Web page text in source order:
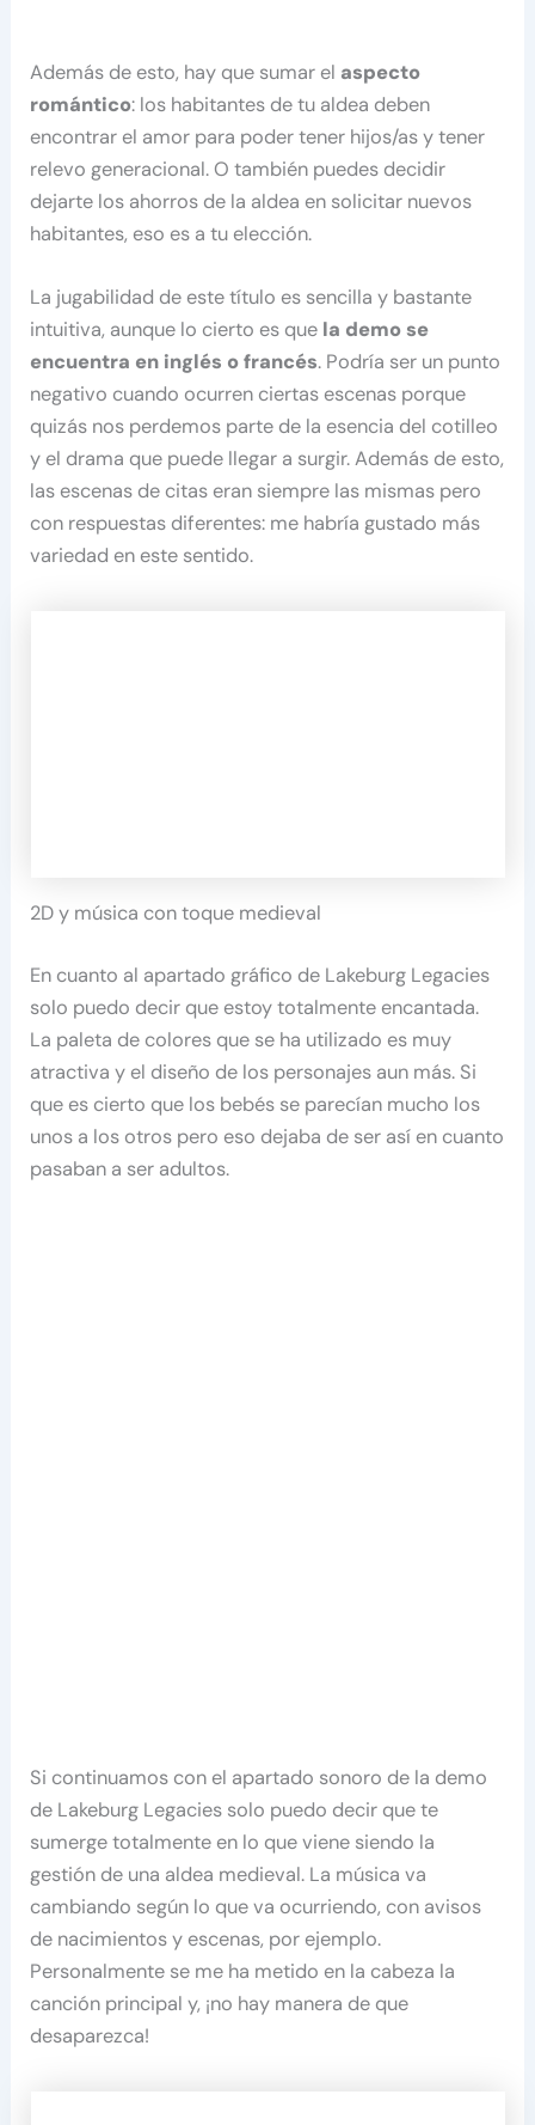
Además de esto, hay que sumar el aspecto
romántico: los habitantes de tu aldea deben
encontrar el amor para poder tener hijos/as y tener
relevo generacional. O también puedes decidir
dejarte los ahorros de la aldea en solicitar nuevos
habitantes, eso es a tu elección.
La jugabilidad de este título es sencilla y bastante
intuitiva, aunque lo cierto es que la demo se
encuentra en inglés o francés. Podría ser un punto
negativo cuando ocurren ciertas escenas porque
quizás nos perdemos parte de la esencia del cotilleo
y el drama que puede llegar a surgir. Además de esto,
las escenas de citas eran siempre las mismas pero
con respuestas diferentes: me habría gustado más
variedad en este sentido.
2D y música con toque medieval
En cuanto al apartado gráfico de Lakeburg Legacies
solo puedo decir que estoy totalmente encantada.
La paleta de colores que se ha utilizado es muy
atractiva y el diseño de los personajes aun más. Si
que es cierto que los bebés se parecían mucho los
unos a los otros pero eso dejaba de ser así en cuanto
pasaban a ser adultos.
Si continuamos con el apartado sonoro de la demo
de Lakeburg Legacies solo puedo decir que te
sumerge totalmente en lo que viene siendo la
gestión de una aldea medieval. La música va
cambiando según lo que va ocurriendo, con avisos
de nacimientos y escenas, por ejemplo.
Personalmente se me ha metido en la cabeza la
canción principal y, ¡no hay manera de que
desaparezca!